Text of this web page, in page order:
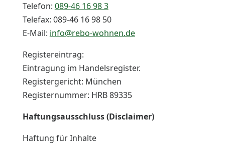
Telefon: 089-46 16 98 3
Telefax: 089-46 16 98 50
E-Mail: info@rebo-wohnen.de
Registereintrag:
Eintragung im Handelsregister.
Registergericht: München
Registernummer: HRB 89335
Haftungsausschluss (Disclaimer)
Haftung für Inhalte